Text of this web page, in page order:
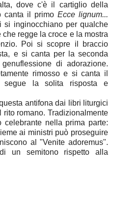
dove c'è il cartiglio della
canta il primo Ecce lignum...
si inginocchiano per qualche
regge la croce e la mostra
Poi si scopre il braccio
e si canta per la seconda
di adorazione.
rimosso e si canta il
la solita risposta e
antifona dai libri liturgici
romano. Tradizionalmente
nella prima parte:
ai ministri può proseguire
al "Venite adoremus".
un semitono rispetto alla